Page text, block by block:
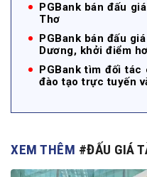
PGBank bán đấu
Thơ
PGBank bán đấu
Dương, khởi điểm
PGBank tìm đối
đào tạo trực tuyến
XEM THÊM #ĐẤU GIÁ